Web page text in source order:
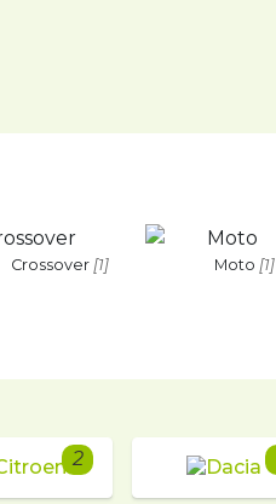
Crossover [1] Moto [1]
2